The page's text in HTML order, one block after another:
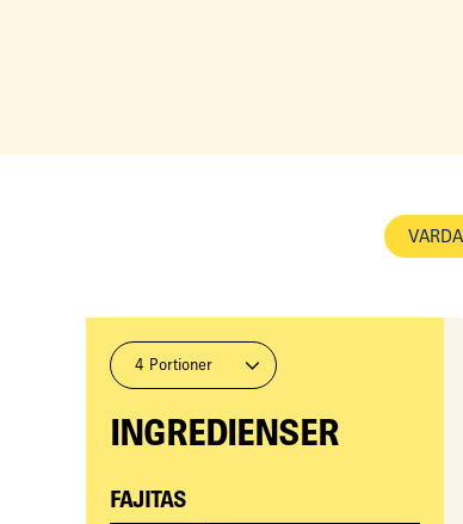
4 Portioner
INGREDIENSER
FAJITAS